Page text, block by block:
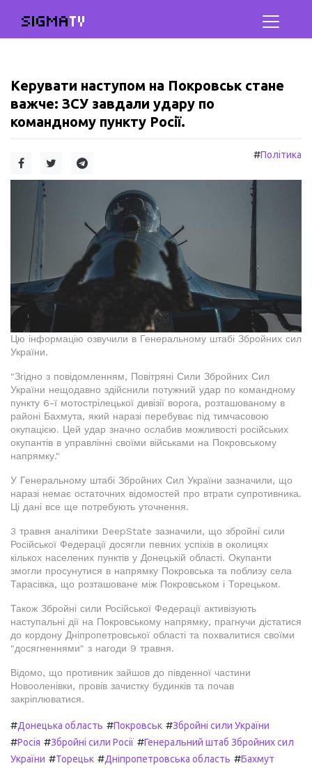
SIGMATV
Керувати наступом на Покровськ стане
важче: ЗСУ завдали удару по
командному пункту Росії.
#Політика
Цю інформацію озвучили в Генеральному штабі Збройних сил
України.
"Згідно з повідомленням, Повітряні Сили Збройних Сил
України нещодавно здійснили потужний удар по командному
пункту 6-ї мотострілецької дивізії ворога, розташованому в
районі Бахмута, який наразі перебуває під тимчасовою
окупацією. Цей удар значно ослабив можливості російських
окупантів в управлінні своїми військами на Покровському
напрямку."
У Генеральному штабі Збройних Сил України зазначили, що
наразі немає остаточних відомостей про втрати супротивника.
Ці дані все ще потребують уточнення.
3 травня аналітики DeepState зазначили, що збройні сили
Російської Федерації досягли певних успіхів в околицях
кількох населених пунктів у Донецькій області. Окупанти
змогли просунутися в напрямку Покровська та поблизу села
Тарасівка, що розташоване між Покровськом і Торецьком.
Також Збройні сили Російської Федерації активізують
наступальні дії на Покровському напрямку, прагнучи дістатися
до кордону Дніпропетровської області та похвалитися своїми
"досягненнями" з нагоди 9 травня.
Відомо, що противник зайшов до південної частини
Новооленівки, провів зачистку будинків та почав
закріплюватися.
#Донецька область #Покровськ #Збройні сили України
#Росія #Збройні сили Росії #Генеральний штаб Збройних сил
України #Торецьк #Дніпропетровська область #Бахмут